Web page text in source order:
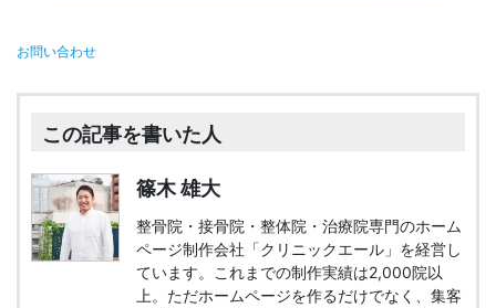
お問い合わせ
この記事を書いた人
篠木 雄大
整骨院・接骨院・整体院・治療院専門のホーム
ページ制作会社「クリニックエール」を経営し
ています。これまでの制作実績は2,000院以
上。ただホームページを作るだけでなく、集客